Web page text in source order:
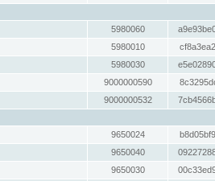
5980060
5980010
5980030
9000000590
9000000532
9650024
9650040
9650030